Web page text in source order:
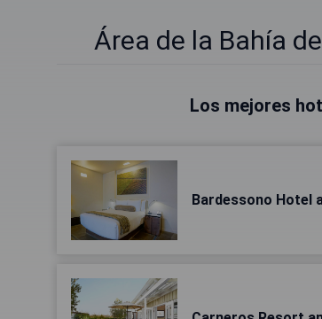
Área de la Bahía
Los mejores
Bardessono Hotel